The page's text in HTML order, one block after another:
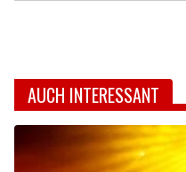
AUCH INTERESSANT